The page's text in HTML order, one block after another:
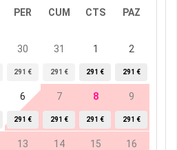
PER CUM CTS PAZ
30
291 €
31
291 €
1
291 €
2
291 €
6
291 €
7
291 €
8
291 €
9
291 €
13 14 15 16